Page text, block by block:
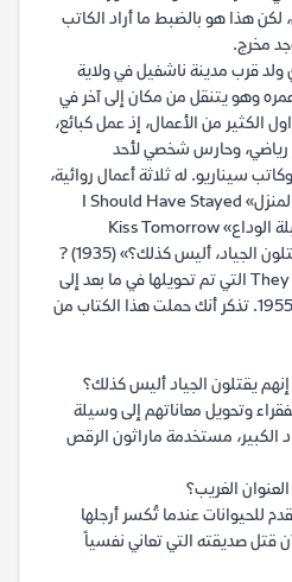
لكن هذا هو بالضبط ما أراد الكاتب
مخرج.
قرب مدينة ناشفيل في ولاية
1897، زهاء عمره وهو يتنقل من مكان إلى آخر في
الكثير من الأعمال، إذ عمل كبائع،
وحارس شخصي لأحد
سيناريو. له ثلاثة أعمال روائية،
وهي: – «كان يجب أن أبقى في المنزل» I Should Have Stayed
Home (1938). – «قبّل الغد قبلة الوداع» Kiss Tomorrow
Goodbye (1948). – «إنهم يقتلون الجياد، أليس كذلك؟» (1935) ?
They Shoot Horses, Don’t They التي تم تحويلها في ما بعد إلى
فيلم سينمائي. توفي في العام 1955. تذكر أنك حملت هذا الكتاب من
يقتلون الجياد أليس كذلك؟
وتحويل معاناتهم إلى وسيلة
الكبير، مستخدمة ماراثون الرقص
الغريب؟
للحيوانات عندما تُكسر أرجلها
قتل صديقته التي تعاني نفسياً